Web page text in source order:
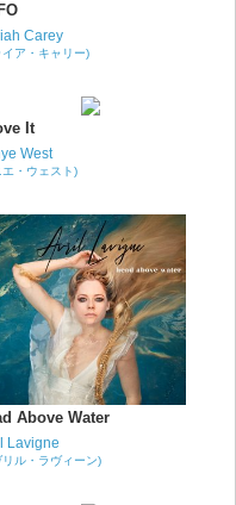
Carey
イア・キャリー)
It
West
エ・ウェスト)
Above Water
Lavigne
リル・ラヴィーン)